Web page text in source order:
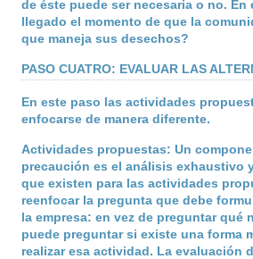
de éste puede ser necesaria o no.
llegado el momento de que la
que maneja sus desechos?
PASO CUATRO: EVALUAR LAS
En este paso las actividades
enfocarse de manera diferente.
Actividades propuestas: Un
precaución es el análisis exhaustivo
que existen para las actividades
reenfocar la pregunta que debe
la empresa: en vez de preguntar qué
puede preguntar si existe una forma
realizar esa actividad. La evaluación